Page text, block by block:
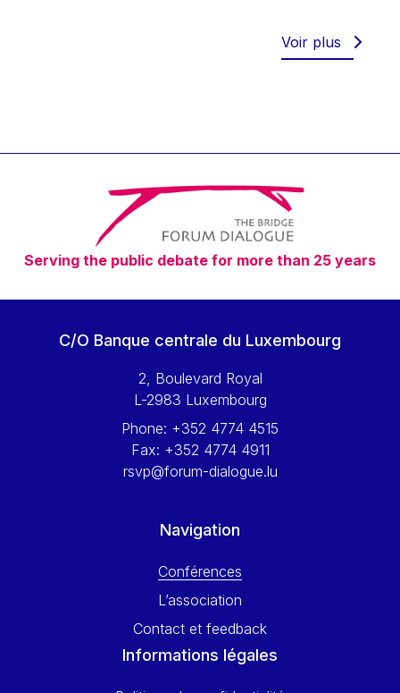
Vassilios Skouris
Vítor Manuel da Silva Caldeira
Viviane Reding
Walter Hagg
Walter RADERMACHER
Werner Hoyer
Yossi Beillin
Yves Mersch
Voir plus
Serving the public debate for more than 25 years
C/O Banque centrale du Luxembourg
2, Boulevard Royal
L-2983 Luxembourg
Phone: +352 4774 4515
Fax: +352 4774 4911
rsvp@forum-dialogue.lu
Navigation
Conférences
L’association
Contact et feedback
Informations légales